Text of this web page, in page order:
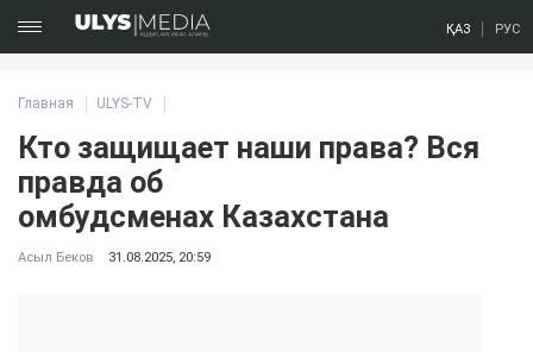
ҚАЗ РУС
Главная ULYS-TV
Кто защищает наши права? Вся
правда об
омбудсменах Казахстана
Асыл Беков 31.08.2025, 20:59